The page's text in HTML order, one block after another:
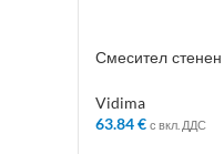
Смесител
Vidima
63.84€ с вкл. ДДС